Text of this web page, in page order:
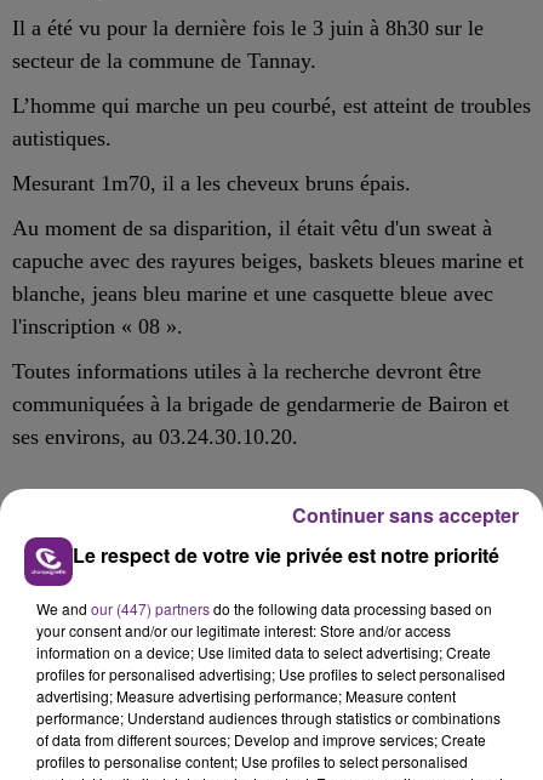
Il a été vu pour la dernière fois le 3 juin à 8h30 sur le
secteur de la commune de Tannay.
L’homme qui marche un peu courbé, est atteint de troubles
autistiques.
Mesurant 1m70, il a les cheveux bruns épais.
Au moment de sa disparition, il était vêtu d'un sweat à
capuche avec des rayures beiges, baskets bleues marine et
blanche, jeans bleu marine et une casquette bleue avec
l'inscription « 08 ».
Toutes informations utiles à la recherche devront être
communiquées à la brigade de gendarmerie de Bairon et
ses environs, au 03.24.30.10.20.
FIL D'ACTU
Le respect de votre vie privée est notre priorité
We and our (447) partnersdo the following data processing based on
your consent and/or our legitimate interest: Store and/or access
information on a device; Use limited data to select advertising; Create
profiles for personalised advertising; Use profiles to select personalised
advertising; Measure advertising performance; Measure content
performance; Understand audiences through statistics or combinations
of data from different sources; Develop and improve services; Create
profiles to personalise content; Use profiles to select personalised
Continuer sans accepter